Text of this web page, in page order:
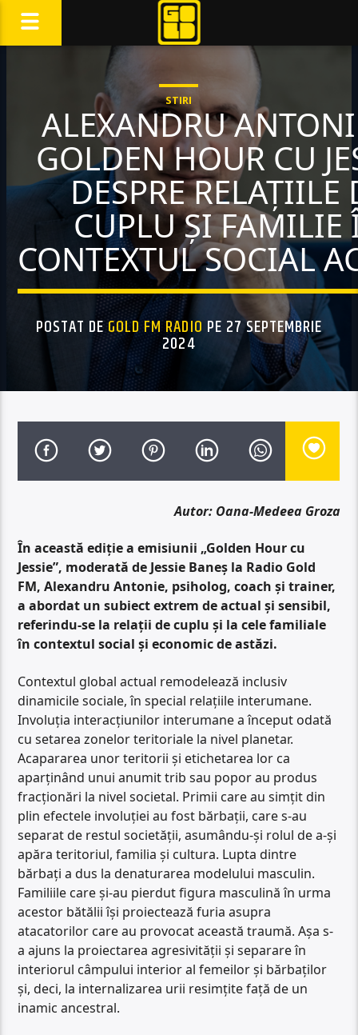
STIRI
ALEXANDRU
GOLDEN HOUR CU
DESPRE RELAȚIILE
CUPLU ȘI FAMILIE
CONTEXTUL SOCIAL
POSTAT DEGOLD FM RADIO PE 27 SEPTEMBRIE
2024
Autor: Oana-Medeea Groza
În această ediție a emisiunii „Golden Hour cu
Jessie”, moderată de Jessie Baneș la Radio Gold
FM, Alexandru Antonie, psiholog, coach și trainer,
a abordat un subiect extrem de actual și sensibil,
referindu-se la relații de cuplu și la cele familiale
în contextul social și economic de astăzi.
Contextul global actual remodelează inclusiv
dinamicile sociale, în special relațiile interumane.
Involuția interacțiunilor interumane a început odată
cu setarea zonelor teritoriale la nivel planetar.
Acapararea unor teritorii și etichetarea lor ca
aparținând unui anumit trib sau popor au produs
fracționări la nivel societal. Primii care au simțit din
plin efectele involuției au fost bărbații, care s-au
separat de restul societății, asumându-și rolul de a-și
apăra teritoriul, familia și cultura. Lupta dintre
bărbați a dus la denaturarea modelului masculin.
Familiile care și-au pierdut figura masculină în urma
acestor bătălii își proiectează furia asupra
atacatorilor care au provocat această traumă. Așa s-
a ajuns la proiectarea agresivității și separare în
interiorul câmpului interior al femeilor și bărbaților
și, deci, la internalizarea urii resimțite față de un
inamic ancestral.